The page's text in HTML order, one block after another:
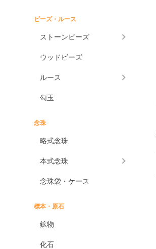
ビーズ・ルース
ストーンビーズ
ウッドビーズ
ルース
勾玉
念珠
略式念珠
本式念珠
念珠袋・ケース
標本・原石
鉱物
化石